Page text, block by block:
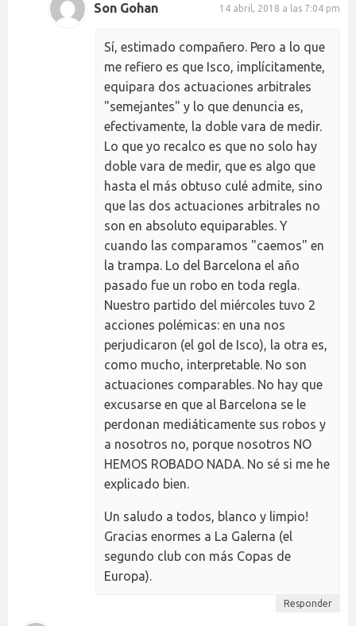
Son Gohan 14 abril, 2018 a las 7:04 pm
Sí, estimado compañero. Pero a lo que
me refiero es que Isco, implícitamente,
equipara dos actuaciones arbitrales
"semejantes" y lo que denuncia es,
efectivamente, la doble vara de medir.
Lo que yo recalco es que no solo hay
doble vara de medir, que es algo que
hasta el más obtuso culé admite, sino
que las dos actuaciones arbitrales no
son en absoluto equiparables. Y
cuando las comparamos "caemos" en
la trampa. Lo del Barcelona el año
pasado fue un robo en toda regla.
Nuestro partido del miércoles tuvo 2
acciones polémicas: en una nos
perjudicaron (el gol de Isco), la otra es,
como mucho, interpretable. No son
actuaciones comparables. No hay que
excusarse en que al Barcelona se le
perdonan mediáticamente sus robos y
a nosotros no, porque nosotros NO
HEMOS ROBADO NADA. No sé si me he
explicado bien.
Un saludo a todos, blanco y limpio!
Gracias enormes a La Galerna (el
segundo club con más Copas de
Europa).
Responder